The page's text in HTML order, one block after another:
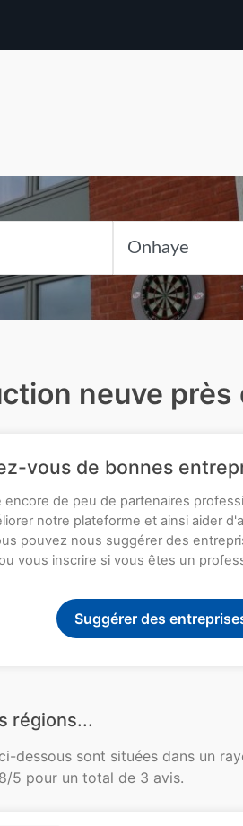
neuve près
vous de bonnes
encore de peu de partenaires
notre plateforme et ainsi aider
pouvez nous suggérer des
vous inscrire si vous êtes un
Suggérer des
régions...
dessous sont situées dans un
5 pour un total de 3 avis.